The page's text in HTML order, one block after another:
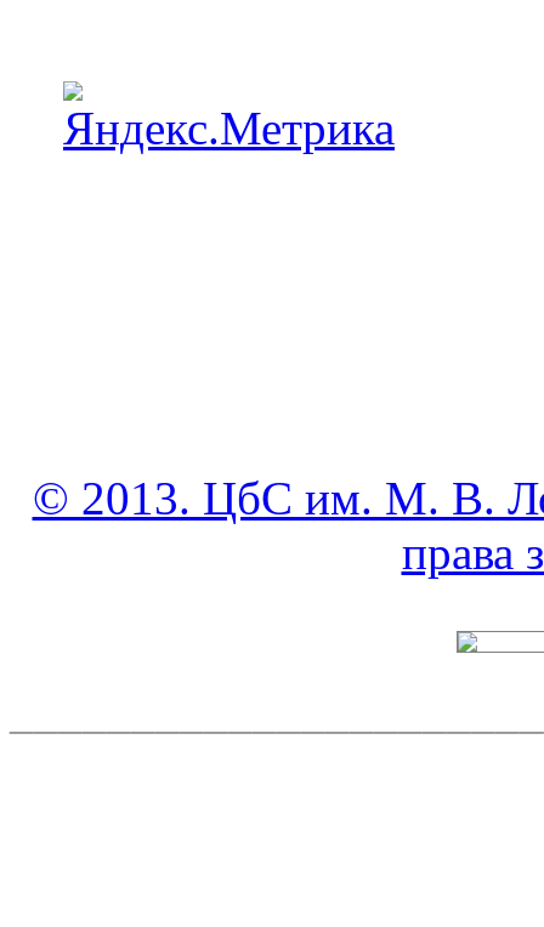
© 2013. ЦбС им. М. В.
права